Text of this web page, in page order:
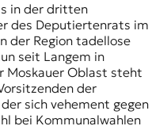
in der dritten
des Deputiertenrats im
der Region tadellose
seit Langem in
Moskauer Oblast steht
der
sich vehement gegen
bei Kommunalwahlen